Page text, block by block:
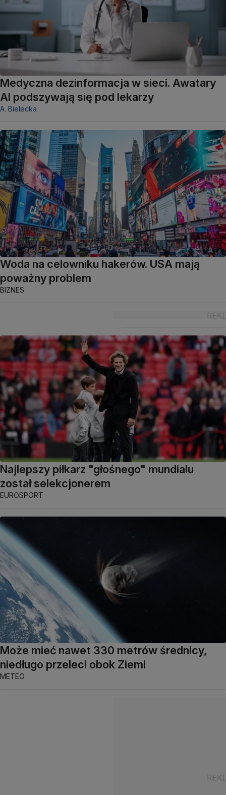
Medyczna dezinformacja w sieci. Awatary
AI podszywają się pod lekarzy
A. Bielecka
Woda na celowniku hakerów. USA mają
poważny problem
BIZNES
Najlepszy piłkarz "głośnego" mundialu
został selekcjonerem
EUROSPORT
Może mieć nawet 330 metrów średnicy,
niedługo przeleci obok Ziemi
METEO